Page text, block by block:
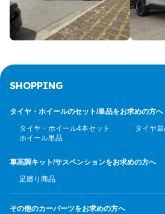
SHOPPING
タイヤ・ホイールのセット/単品をお求めの方へ
タイヤ・ホイール4本セット
タイヤ
ホイール単品
車高調キット/サスペンションをお求めの方へ
足廻り商品
その他のカーパーツをお求めの方へ